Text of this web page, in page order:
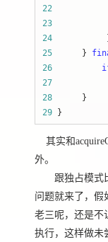
22
23
24
25
      }
26
27
28
29 }
其实和
外。
跟独占模式比
问题就来了，假
老三呢，还是不
执行，这样做未